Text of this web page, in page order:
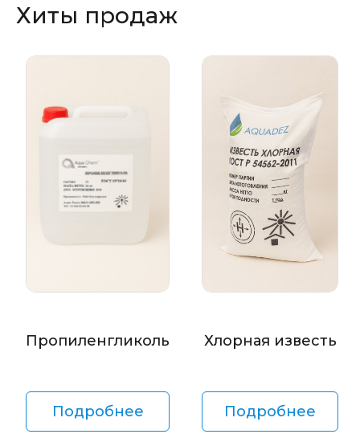
Хиты продаж
Пропиленгликоль
Подробнее
Хлорная известь
Подробнее